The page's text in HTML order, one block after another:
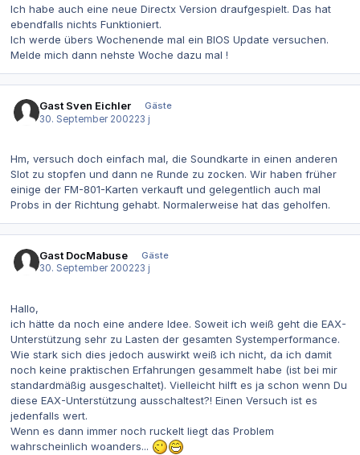
Ich habe auch eine neue Directx Version draufgespielt. Das hat
ebendfalls nichts Funktioniert.
Ich werde übers Wochenende mal ein BIOS Update versuchen.
Melde mich dann nehste Woche dazu mal !
Gast Sven Eichler
Gäste
30. September 200223 j
Hm, versuch doch einfach mal, die Soundkarte in einen anderen
Slot zu stopfen und dann ne Runde zu zocken. Wir haben früher
einige der FM-801-Karten verkauft und gelegentlich auch mal
Probs in der Richtung gehabt. Normalerweise hat das geholfen.
Gast DocMabuse
Gäste
30. September 200223 j
Hallo,
ich hätte da noch eine andere Idee. Soweit ich weiß geht die EAX-
Unterstützung sehr zu Lasten der gesamten Systemperformance.
Wie stark sich dies jedoch auswirkt weiß ich nicht, da ich damit
noch keine praktischen Erfahrungen gesammelt habe (ist bei mir
standardmäßig ausgeschaltet). Vielleicht hilft es ja schon wenn Du
diese EAX-Unterstützung ausschaltest?! Einen Versuch ist es
jedenfalls wert.
Wenn es dann immer noch ruckelt liegt das Problem
wahrscheinlich woanders...